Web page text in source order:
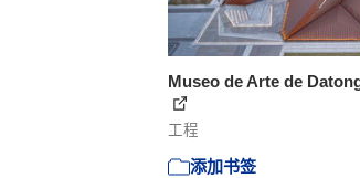
Museo de Arte de
工程
添加书签